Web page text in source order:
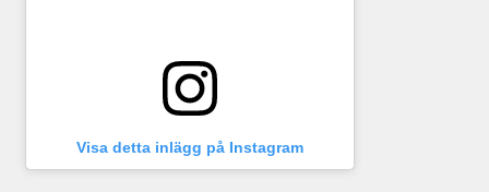
Visa detta inlägg på Instagram